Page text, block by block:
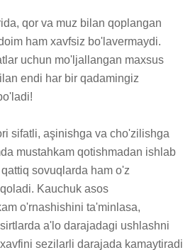
qor va muz bilan qoplangan
ham xavfsiz bo'lavermaydi.
uchun mo'ljallangan maxsus
endi har bir qadamingiz
sifatli, aşinishga va cho'zilishga
mustahkam qotishmadan ishlab
sovuqlarda ham o'z
Kauchuk asos
o'rnashishini ta'minlasa,
a'lo darajadagi ushlashni
sezilarli darajada kamaytiradi